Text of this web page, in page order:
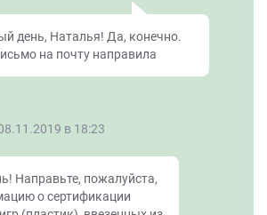
день, Наталья! Да, конечно.
на почту направила
в 18:23
Направьте, пожалуйста,
о сертификации